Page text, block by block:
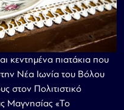
κεντημένα πιατάκια που
Νέα Ιωνία του Βόλου
στον Πολιτιστικό
Μαγνησίας «Το